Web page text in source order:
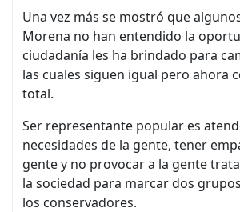
Una vez más se mostró que
Morena no han entendido la
ciudadanía les ha brindado para
las cuales siguen igual pero ahora
total.
Ser representante popular es
necesidades de la gente, tener
gente y no provocar a la gente
la sociedad para marcar dos
los conservadores.